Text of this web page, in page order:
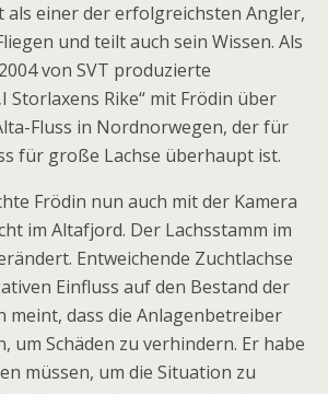
als einer der erfolgreichsten Angler,
und teilt auch sein Wissen. Als
von SVT produzierte
Storlaxens Rike“ mit Frödin über
Fluss in Nordnorwegen, der für
für große Lachse überhaupt ist.
Frödin nun auch mit der Kamera
im Altafjord. Der Lachsstamm im
Entweichende Zuchtlachse
Einfluss auf den Bestand der
meint, dass die Anlagenbetreiber
um Schäden zu verhindern. Er habe
müssen, um die Situation zu